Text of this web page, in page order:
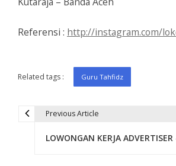
Referensi : http://instagram.com/
Related tags : Guru Tahfidz
Previous Article
LOWONGAN KERJA ADVERTISER